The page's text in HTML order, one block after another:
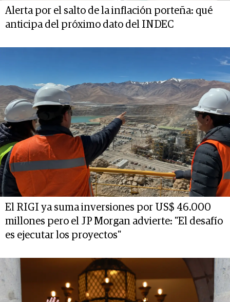
Alerta por el salto de la inflación porteña: qué
anticipa del próximo dato del INDEC
El RIGI ya suma inversiones por US$ 46.000
millones pero el JP Morgan advierte: "El desafío
es ejecutar los proyectos"